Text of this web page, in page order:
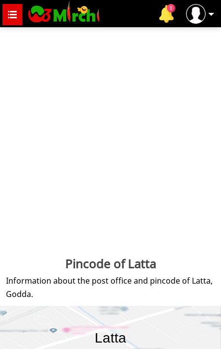
Pincode of Latta
Information about the post office and pincode of Latta,
Godda.
Latta